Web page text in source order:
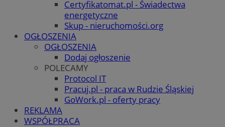
Certyfikatomat.pl - Świadectwa
energetyczne
Skup - nieruchomości.org
OGŁOSZENIA
OGŁOSZENIA
Dodaj ogłoszenie
POLECAMY
Protocol IT
Pracuj.pl - praca w Rudzie Śląskiej
GoWork.pl - oferty pracy
REKLAMA
WSPÓŁPRACA